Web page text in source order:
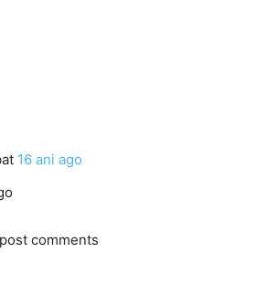
16 ani ago
comments